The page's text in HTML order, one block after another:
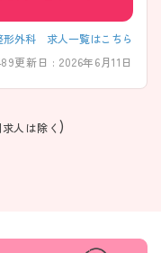
形外科 求人一覧はこちら
更新日 : 2026年6月11日
人は除く )